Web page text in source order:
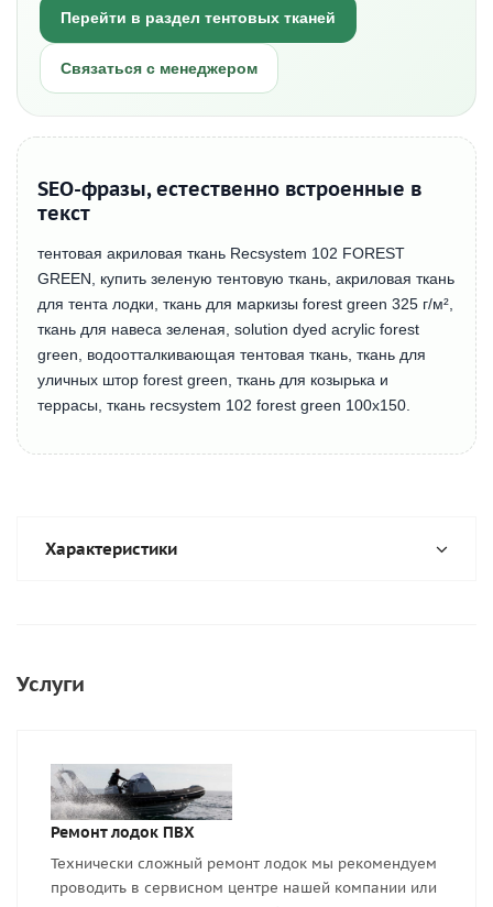
Перейти в раздел тентовых тканей
Связаться с менеджером
SEO-фразы, естественно встроенные в
текст
тентовая акриловая ткань Recsystem 102 FOREST
GREEN, купить зеленую тентовую ткань, акриловая ткань
для тента лодки, ткань для маркизы forest green 325 г/м²,
ткань для навеса зеленая, solution dyed acrylic forest
green, водоотталкивающая тентовая ткань, ткань для
уличных штор forest green, ткань для козырька и
террасы, ткань recsystem 102 forest green 100х150.
Характеристики
Услуги
Ремонт лодок ПВХ
Технически сложный ремонт лодок мы рекомендуем
проводить в сервисном центре нашей компании или